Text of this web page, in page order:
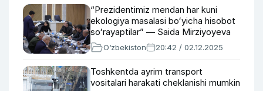
“Prezidentimiz mendan har kuni
ekologiya masalasi boʻyicha hisobot
soʻrayaptilar” — Saida Mirziyoyeva
O‘zbekiston 20:42 / 02.12.2025
Toshkentda ayrim transport
vositalari harakati cheklanishi mumkin